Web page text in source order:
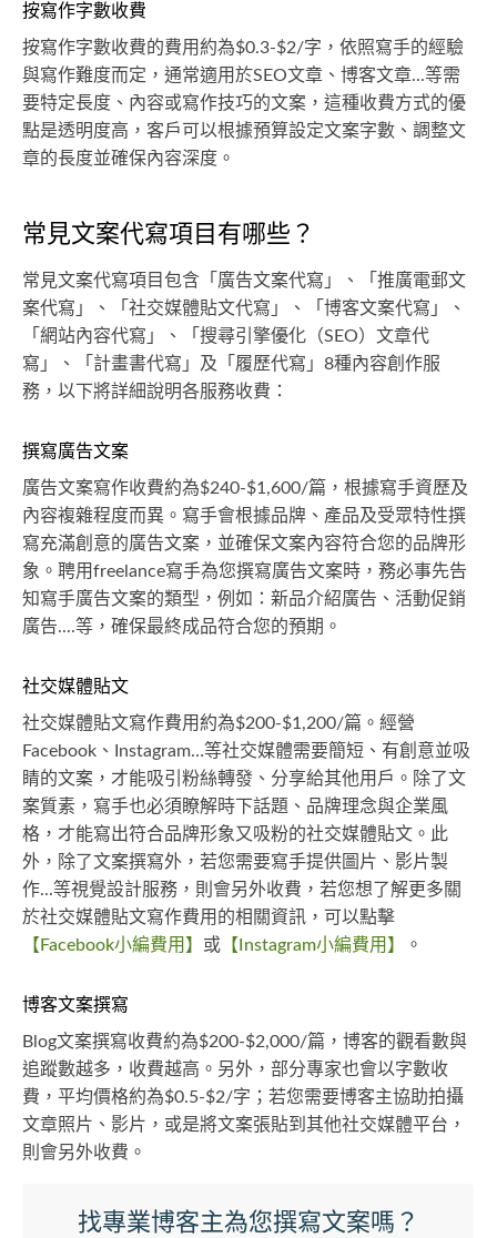
按寫作字數收費
按寫作字數收費的費用約為$0.3-$2/字，依照寫手的經驗
與寫作難度而定，通常適用於SEO文章、博客文章...等需
要特定長度、內容或寫作技巧的文案，這種收費方式的優
點是透明度高，客戶可以根據預算設定文案字數、調整文
章的長度並確保內容深度。
常見文案代寫項目有哪些？
常見文案代寫項目包含「廣告文案代寫」、「推廣電郵文
案代寫」、「社交媒體貼文代寫」、「博客文案代寫」、
「網站內容代寫」、「搜尋引擎優化（SEO）文章代
寫」、「計畫書代寫」及「履歷代寫」8種內容創作服
務，以下將詳細說明各服務收費：
撰寫廣告文案
廣告文案寫作收費約為$240-$1,600/篇，根據寫手資歷及
內容複雜程度而異。寫手會根據品牌、產品及受眾特性撰
寫充滿創意的廣告文案，並確保文案內容符合您的品牌形
象。聘用freelance寫手為您撰寫廣告文案時，務必事先告
知寫手廣告文案的類型，例如：新品介紹廣告、活動促銷
廣告....等，確保最終成品符合您的預期。
社交媒體貼文
社交媒體貼文寫作費用約為$200-$1,200/篇。經營
Facebook、Instagram…等社交媒體需要簡短、有創意並吸
睛的文案，才能吸引粉絲轉發、分享給其他用戶。除了文
案質素，寫手也必須瞭解時下話題、品牌理念與企業風
格，才能寫出符合品牌形象又吸粉的社交媒體貼文。此
外，除了文案撰寫外，若您需要寫手提供圖片、影片製
作...等視覺設計服務，則會另外收費，若您想了解更多關
於社交媒體貼文寫作費用的相關資訊，可以點擊
【Facebook小編費用】 或 【Instagram小編費用】 。
博客文案撰寫
Blog文案撰寫收費約為$200-$2,000/篇，博客的觀看數與
追蹤數越多，收費越高。另外，部分專家也會以字數收
費，平均價格約為$0.5-$2/字；若您需要博客主協助拍攝
文章照片、影片，或是將文案張貼到其他社交媒體平台，
則會另外收費。
找專業博客主為您撰寫文案嗎？